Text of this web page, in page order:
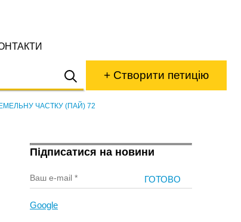
+ Створити петицію
ЧАСТКУ (ПАЙ) 72
Підписатися на новини
Google